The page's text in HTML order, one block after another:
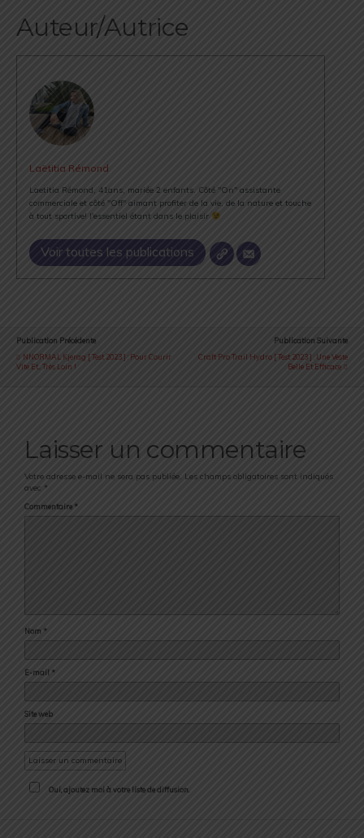
Auteur/Autrice
Laëtitia Rémond
Laetitia Rémond, 41ans, mariée 2 enfants. Côté "On" assistante
commerciale et côté "Off" aimant profiter de la vie, de la nature et touche
à tout sportive! l'essentiel étant dans le plaisir
Voir toutes les publications
Publication Précédente
NNORMAL Kjerag [ Test 2023 ] : Pour Courir
Vite Et... Très Loin !
Publication Suivante
Craft Pro Trail Hydro [ Test 2023 ] : Une Veste
Belle Et Efficace
Laisser un commentaire
Votre adresse e-mail ne sera pas publiée. Les champs obligatoires sont indiqués
avec *
Commentaire *
Nom *
E-mail *
Site web
Oui, ajoutez moi à votre liste de diffusion.